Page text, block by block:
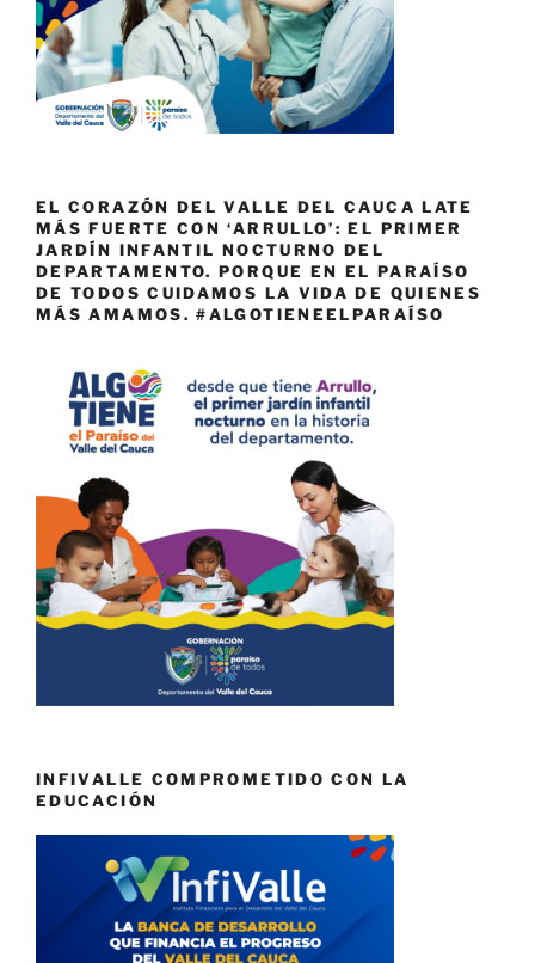
EL CORAZÓN DEL VALLE DEL CAUCA LATE
MÁS FUERTE CON ‘ARRULLO’: EL PRIMER
JARDÍN INFANTIL NOCTURNO DEL
DEPARTAMENTO. PORQUE EN EL PARAÍSO
DE TODOS CUIDAMOS LA VIDA DE QUIENES
MÁS AMAMOS. #ALGOTIENEELPARAÍSO
INFIVALLE COMPROMETIDO CON LA
EDUCACIÓN